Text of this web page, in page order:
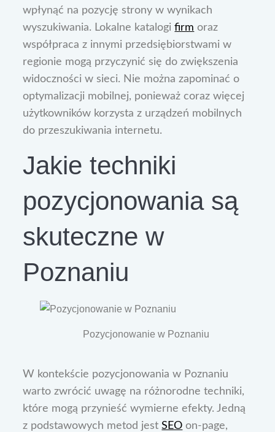
wpłynąć na pozycję strony w wynikach
wyszukiwania. Lokalne katalogifirm oraz
współpraca z innymi przedsiębiorstwami w
regionie mogą przyczynić się do zwiększenia
widoczności w sieci. Nie można zapominać o
optymalizacji mobilnej, ponieważ coraz więcej
użytkowników korzysta z urządzeń mobilnych
do przeszukiwania internetu.
Jakie techniki
pozycjonowania są
skuteczne w
Poznaniu
Pozycjonowanie w Poznaniu
W kontekście pozycjonowania w Poznaniu
warto zwrócić uwagę na różnorodne techniki,
które mogą przynieść wymierne efekty. Jedną
z podstawowych metod jestSEO on-page,